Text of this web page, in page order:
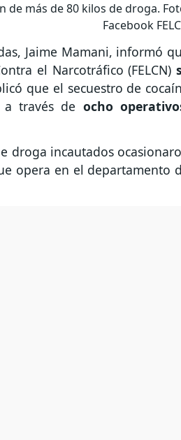
de más de 80 kilos de droga.
Facebook
Jaime Mamani, informó
el Narcotráfico (FELCN)
que el secuestro de
través de ocho
droga incautados
opera en el departamento